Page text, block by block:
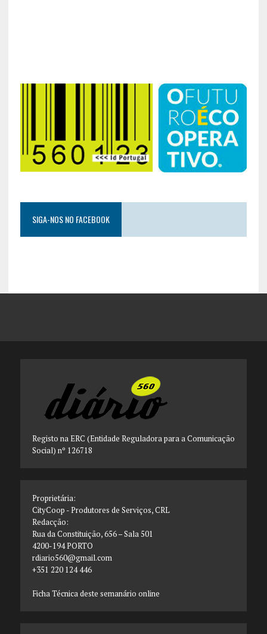
SIGA-NOS NO FACEBOOK
Registo na ERC (Entidade Reguladora para a Comunicação
Social) nº 126718
Proprietária:
CityCoop - Produtores de Serviços, CRL
Redacção:
Rua da Constituição, 656 – Sala 501
4200-194 PORTO
rdiario560@gmail.com
+351 220 124 446
Ficha Técnica deste semanário online